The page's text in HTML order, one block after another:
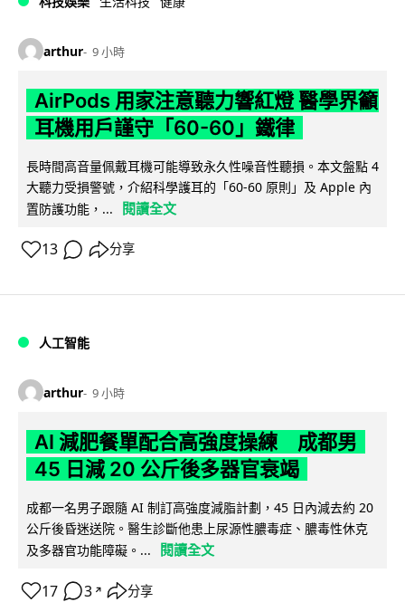
arthur 9 小時
AirPods 用家注意聽力響紅燈 醫學界籲
耳機用戶謹守「60-60」鐵律
長時間高音量佩戴耳機可能導致永久性噪音性聽損。本文盤點 4
大聽力受損警號，介紹科學護耳的「60-60 原則」及 Apple 內
置防護功能，...
閱讀全文
13 分享
人工智能
arthur 9 小時
AI 減肥餐單配合高強度操練 成都男
45 日減 20 公斤後多器官衰竭
成都一名男子跟隨 AI 制訂高強度減脂計劃，45 日內減去約 20
公斤後昏迷送院。醫生診斷他患上尿源性膿毒症、膿毒性休克
及多器官功能障礙。...
閱讀全文
17 3 ↗ 分享